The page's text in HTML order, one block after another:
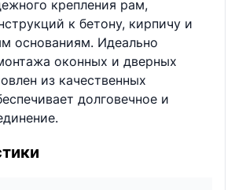
крепления рам,
к бетону, кирпичу и
основаниям. Идеально
оконных и дверных
из качественных
долговечное и